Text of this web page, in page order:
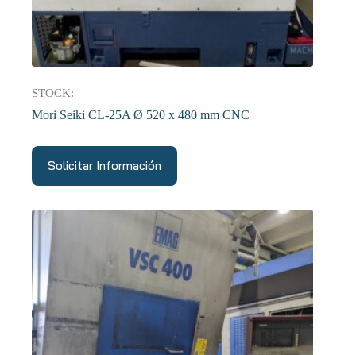
STOCK:
Mori Seiki CL-25A Ø 520 x 480 mm CNC
Solicitar Información